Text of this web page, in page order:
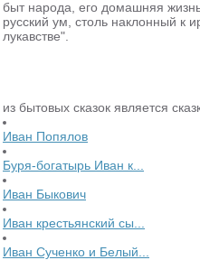
быт народа, его домашняя
русский ум, столь наклонный к
лукавстве".
из бытовых сказок является
Иван Попялов
Буря-богатырь Иван к...
Иван Быкович
Иван крестьянский сы...
Иван Сученко и Белый...